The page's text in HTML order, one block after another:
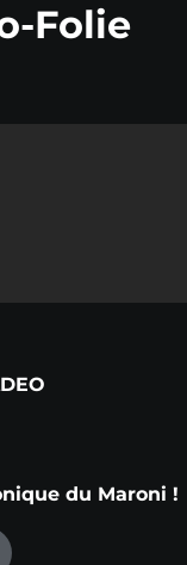
Folie
du Maroni !